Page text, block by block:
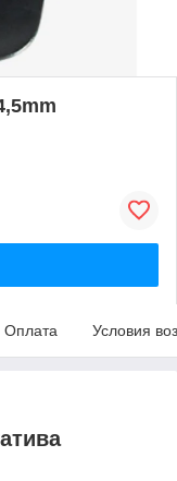
Оплата Условия